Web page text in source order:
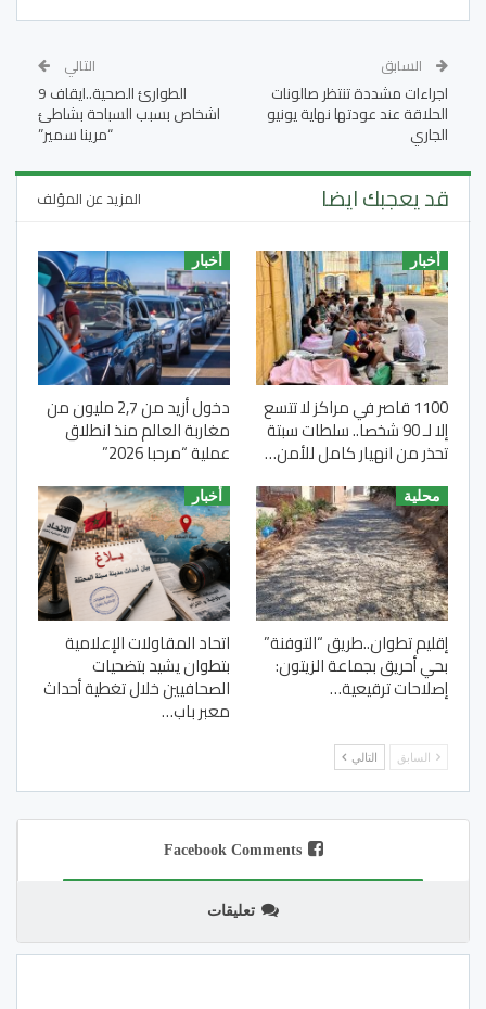
السابق
اجراءات مشددة تنتظر صالونات
الحلاقة عند عودتها نهاية يونيو
الجاري
التالي
الطوارئ الصحية..ايقاف 9
اشخاص بسبب السباحة بشاطئ
“مرينا سمير”
قد يعجبك ايضا المزيد عن المؤلف
أخبار
1100 قاصر في مراكز لا تتسع
إلا لـ 90 شخصا.. سلطات سبتة
تحذر من انهيار كامل للأمن…
أخبار
دخول أزيد من 2,7 مليون من
مغاربة العالم منذ انطلاق
عملية “مرحبا 2026”
محلية
إقليم تطوان..طريق “التوفنة”
بحي أحريق بجماعة الزيتون:
إصلاحات ترقيعية…
أخبار
اتحاد المقاولات الإعلامية
بتطوان يشيد بتضحيات
الصحافيين خلال تغطية أحداث
معبر باب…
السابق التالي
Facebook Comments
تعليقات